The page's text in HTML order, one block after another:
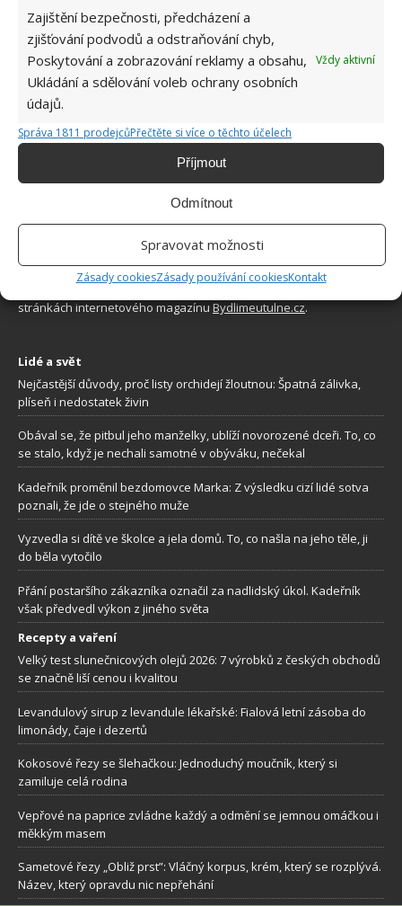
Zajištění bezpečnosti, předcházení a
zjišťování podvodů a odstraňování chyb,
Poskytování a zobrazování reklamy a obsahu,
Ukládání a sdělování voleb ochrany osobních
údajů.
Vždy aktivní
Správa 1811 prodejcůPřečtěte si více o těchto účelech
Příjmout
Odmítnout
Spravovat možnosti
Zásady cookiesZásady používání cookiesKontakt
Profesionální zahradnice vytvořila přehled
nejnebezpečnějších škůdců rostlin a postupy,
jak se jich rychle zbavit
6.8.2026
O WEBU
Sháníte zajímavé tipy jak vylepšit Váš domov? Originální nápady,
aktuální trendy, praktické rady i inspirativní fotografie najdete na
stránkách internetového magazínu Bydlimeutulne.cz.
Lidé a svět
Nejčastější důvody, proč listy orchidejí žloutnou: Špatná zálivka,
plíseň i nedostatek živin
Obával se, že pitbul jeho manželky, ublíží novorozené dceři. To, co
se stalo, když je nechali samotné v obýváku, nečekal
Kadeřník proměnil bezdomovce Marka: Z výsledku cizí lidé sotva
poznali, že jde o stejného muže
Vyzvedla si dítě ve školce a jela domů. To, co našla na jeho těle, ji
do běla vytočilo
Přání postaršího zákazníka označil za nadlidský úkol. Kadeřník
však předvedl výkon z jiného světa
Recepty a vaření
Velký test slunečnicových olejů 2026: 7 výrobků z českých obchodů
se značně liší cenou i kvalitou
Levandulový sirup z levandule lékařské: Fialová letní zásoba do
limonády, čaje i dezertů
Kokosové řezy se šlehačkou: Jednoduchý moučník, který si
zamiluje celá rodina
Vepřové na paprice zvládne každý a odmění se jemnou omáčkou i
měkkým masem
Sametové řezy „Obliž prst”: Vláčný korpus, krém, který se rozplývá.
Název, který opravdu nic nepřehání